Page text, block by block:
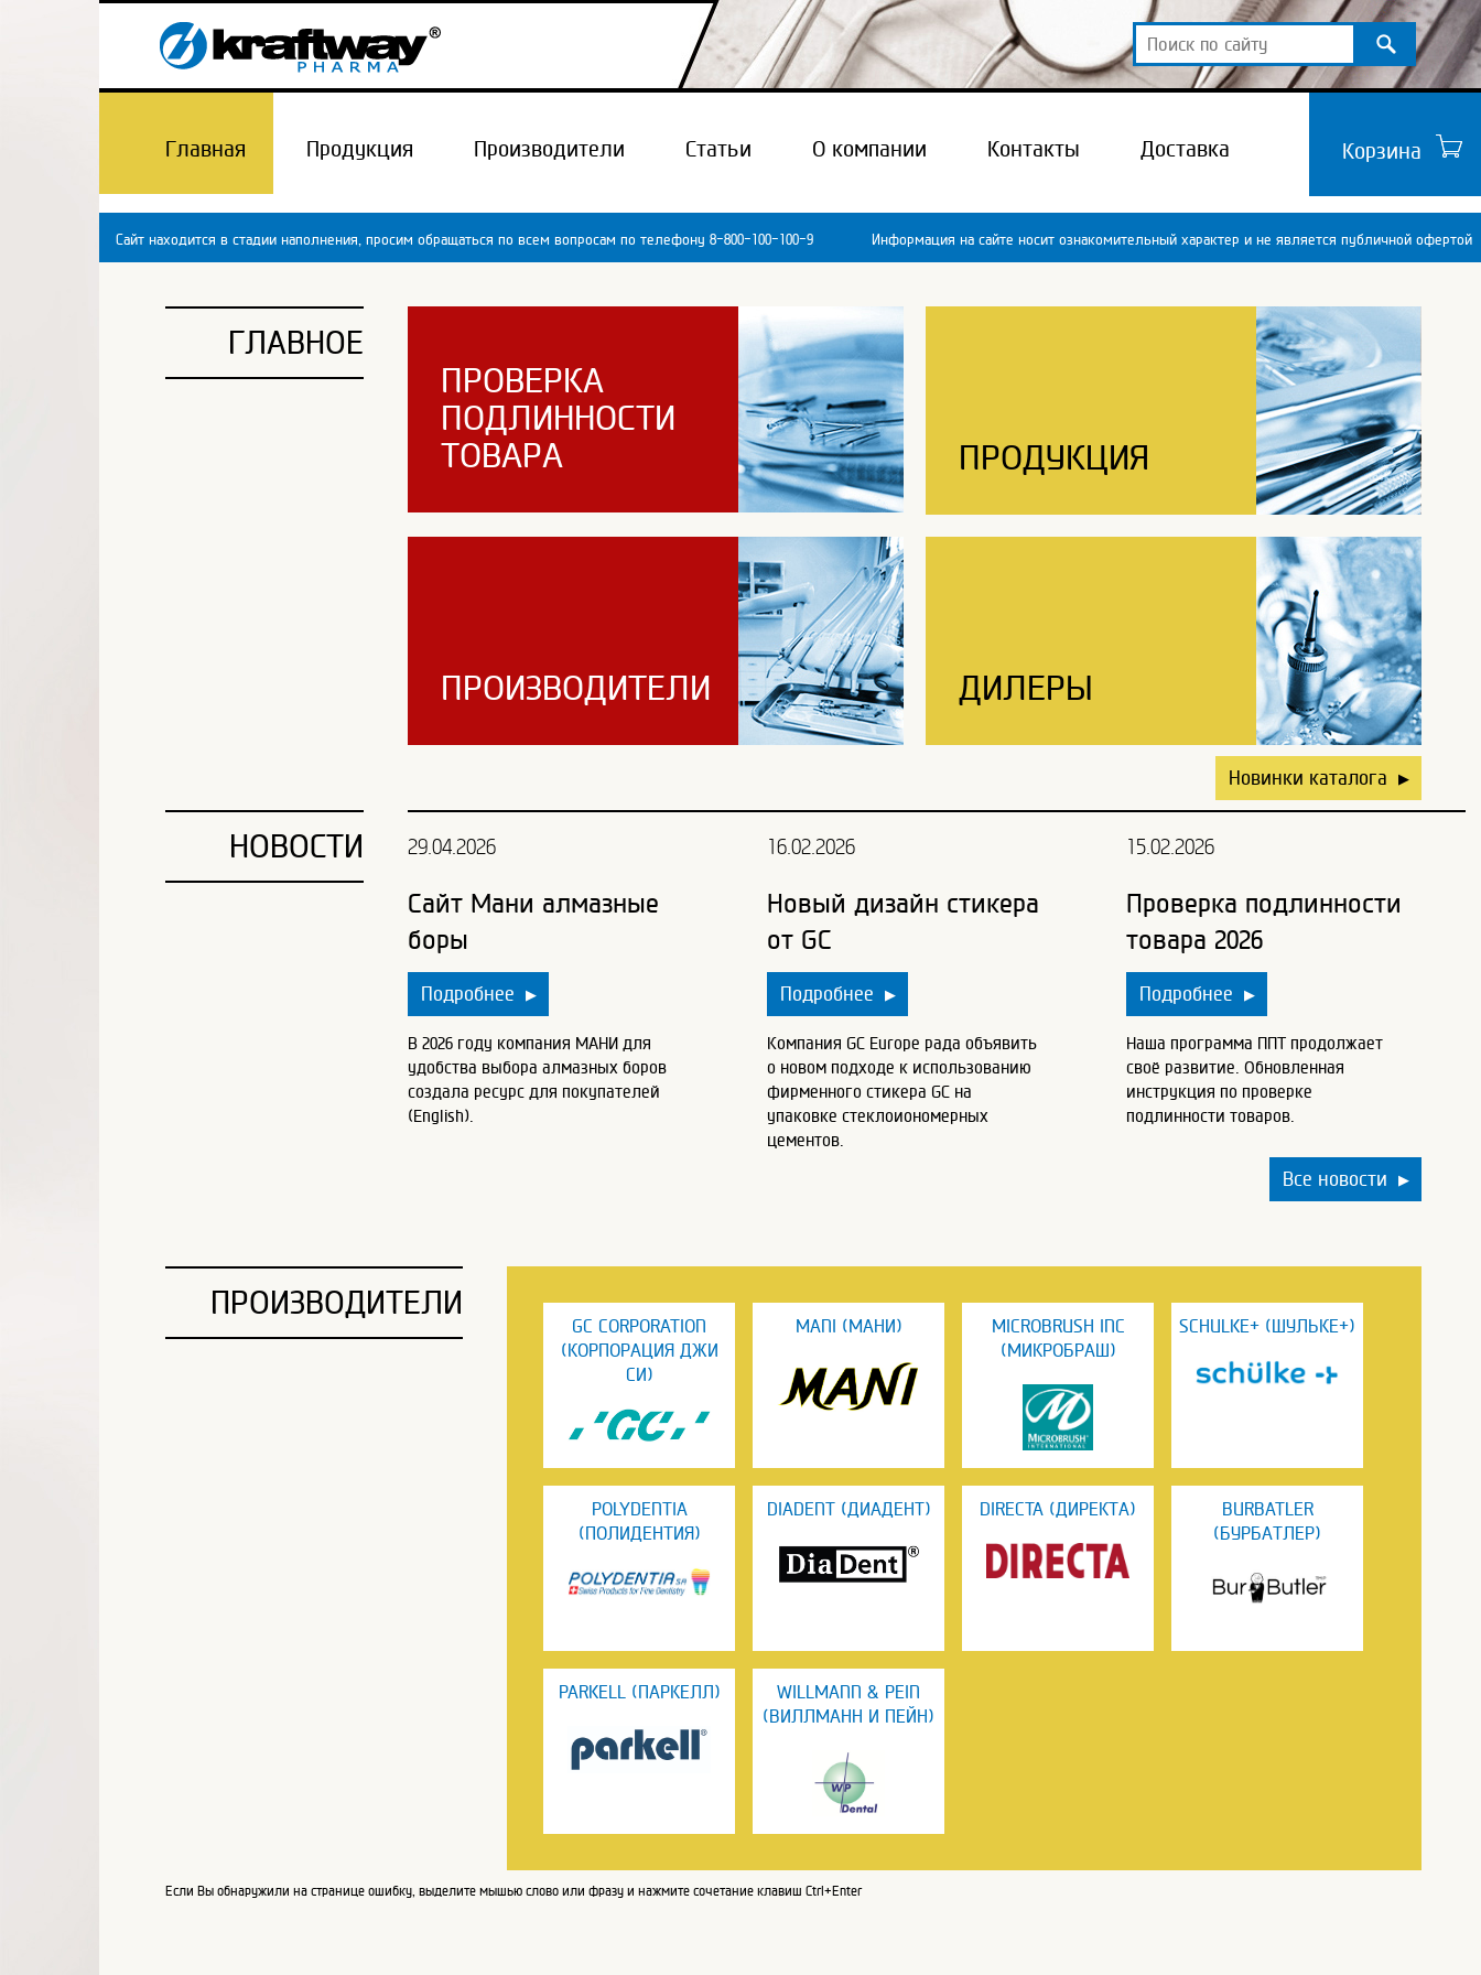
Главная Продукция Производители Статьи О компании Контакты Доставка Корзина
Сайт находится в стадии наполнения, просим обращаться по всем вопросам по телефону 8-800-100-100-9 Информация на сайте носит ознакомительный характер и не является публичной офертой
ГЛАВНОЕ
ПРОВЕРКА
ПОДЛИННОСТИ
ТОВАРА
ПРОДУКЦИЯ
ПРОИЗВОДИТЕЛИ ДИЛЕРЫ
Новинки каталога ▶
НОВОСТИ 29.04.2026
Сайт Мани алмазные
боры
Подробнее ▶
В 2026 году компания МАНИ для
удобства выбора алмазных боров
создала ресурс для покупателей
(English).
16.02.2026
Новый дизайн стикера
от GC
Подробнее ▶
Компания GC Europe рада объявить
о новом подходе к использованию
фирменного стикера GC на
упаковке стеклоиономерных
цементов.
15.02.2026
Проверка подлинности
товара 2026
Подробнее ▶
Наша программа ППТ продолжает
своё развитие. Обновленная
инструкция по проверке
подлинности товаров.
Все новости ▶
ПРОИЗВОДИТЕЛИ
GC CORPORATION
(КОРПОРАЦИЯ ДЖИ
СИ)
MANI (МАНИ)
MICROBRUSH INC
(МИКРОБРАШ)
SCHULKE+ (ШУЛЬКЕ+)
POLYDENTIA
(ПОЛИДЕНТИЯ)
DIADENT (ДИАДЕНТ) DIRECTA (ДИРЕКТА)
BURBATLER
(БУРБАТЛЕР)
PARKELL (ПАРКЕЛЛ)
WILLMANN & PEIN
(ВИЛЛМАНН И ПЕЙН)
Если Вы обнаружили на странице ошибку, выделите мышью слово или фразу и нажмите сочетание клавиш Ctrl+Enter